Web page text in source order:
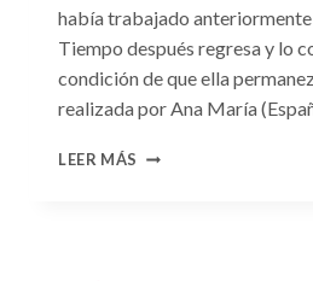
había trabajado anteriormente
Tiempo después regresa y lo
condición de que ella
realizada por Ana María
LEER MÁS CONSULTA